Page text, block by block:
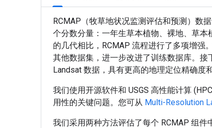
RCMAP（牧草地状况监测评估和预测）数
个分数分量：一年生草本植物、裸地、草
的几代相比，RCMAP 流程进行了多项增强
其他数据集，进一步改进了训练数据库。
Landsat 数据，具有更高的地理定位精确度
我们使用开源软件和 USGS 高性能计算
用性的关键问题。您可从 Multi-Resolution
我们采用两种方法评估了每个 RCMAP 组